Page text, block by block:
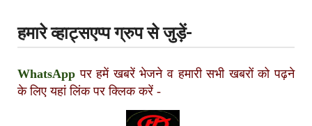
हमारे व्हाट्सएप्प ग्रुप से जुड़ें-
WhatsApp पर हमें खबरें भेजने व हमारी सभी खबरों को पढ़ने
के लिए यहां लिंक पर क्लिक करें -